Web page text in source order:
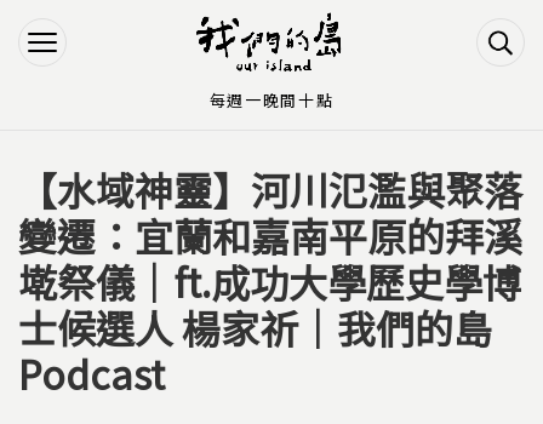
Jump to Navigation
Jump to Main content
您在這裡
【水域神靈】河川氾濫與聚落
變遷：宜蘭和嘉南平原的拜溪
墘祭儀｜ft.成功大學歷史學博
士候選人 楊家祈｜我們的島
Podcast
每週一晚間十點